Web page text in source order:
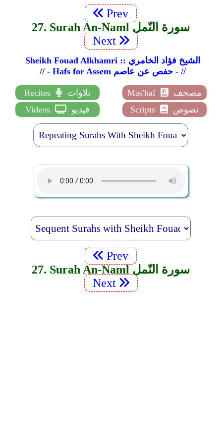
Prev
27. Surah An-Naml سورة النّمل
Next
Sheikh Fouad Alkhamri :: الشيخ فؤاد الخامري
// - Hafs for Assem حفص عن عاصم - //
Recites تلاوات Mas'haf
مصحف
Videos
فيديو Scripts نصوص
Prev
27. Surah An-Naml سورة النّمل
Next